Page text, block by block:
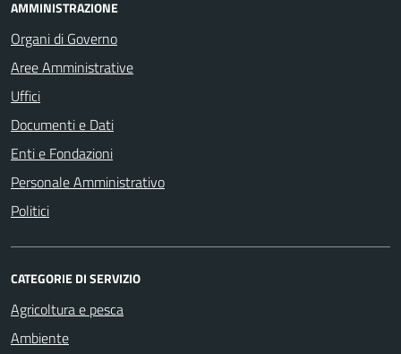
AMMINISTRAZIONE
Organi di Governo
Aree Amministrative
Uffici
Documenti e Dati
Enti e Fondazioni
Personale Amministrativo
Politici
CATEGORIE DI SERVIZIO
Agricoltura e pesca
Ambiente